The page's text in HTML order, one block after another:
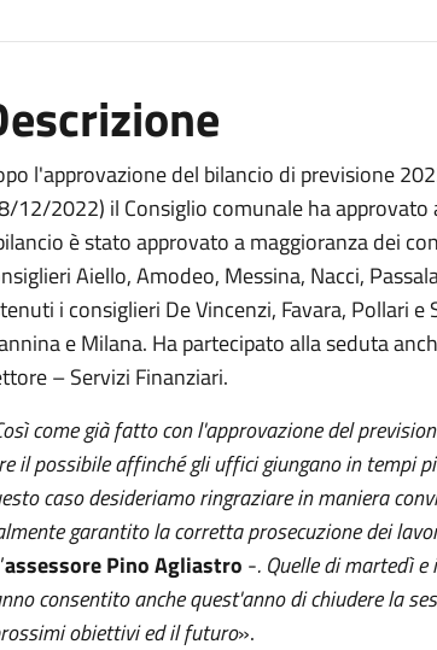
l'approvazione del bilancio di previsione
12/2022) il Consiglio comunale ha approvato
è stato approvato a maggioranza dei
Aiello, Amodeo, Messina, Nacci,
i consiglieri De Vincenzi, Favara, Pollari
e Milana. Ha partecipato alla seduta
– Servizi Finanziari.
come già fatto con l'approvazione del
il possibile affinché gli uffici giungano in tempi
caso desideriamo ringraziare in maniera
garantito la corretta prosecuzione dei
assessore Pino Agliastro -. Quelle di martedì
consentito anche quest'anno di chiudere la
obiettivi ed il futuro».